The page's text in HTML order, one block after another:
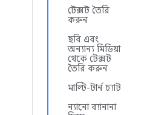
টেক্সট তৈরি
করুন
ছবি এবং
অন্যান্য মিডিয়া
থেকে টেক্সট
তৈরি করুন
মাল্টি-টার্ন চ্যাট
ন্যানো ব্যানানা